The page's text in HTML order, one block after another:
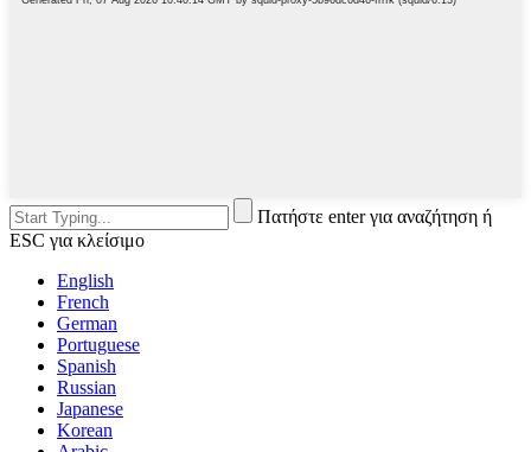
Πατήστε enter για αναζήτηση ή
ESC για κλείσιμο
English
French
German
Portuguese
Spanish
Russian
Japanese
Korean